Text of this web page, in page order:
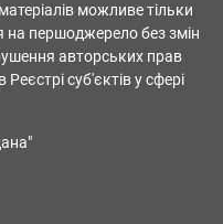
можливе тільки
на першоджерело без змін
авторських прав
суб'єктів у сфері